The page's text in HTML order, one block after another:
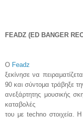
FEADZ (ED BANGER
Ο Feadz
ξεκίνησε να
90 και σύντομα τράβηξε
ανεξάρτητης μουσικής
καταβολές
του με techno στοιχεία.